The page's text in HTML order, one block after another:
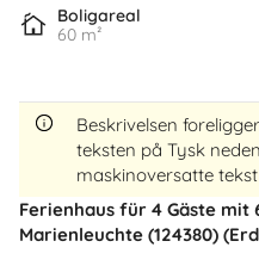
Boligareal
60 m²
Beskrivelsen
teksten på Tysk
maskinoversatte
Ferienhaus für 4 Gäste mit
Marienleuchte (124380)